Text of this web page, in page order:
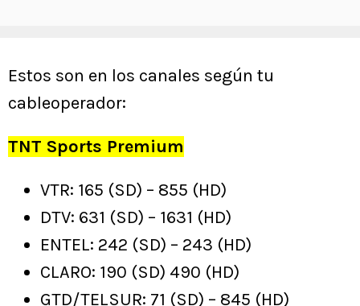
Estos son en los canales según tu
cableoperador:
TNT Sports Premium
VTR: 165 (SD) – 855 (HD)
DTV: 631 (SD) – 1631 (HD)
ENTEL: 242 (SD) – 243 (HD)
CLARO: 190 (SD) 490 (HD)
GTD/TELSUR: 71 (SD) – 845 (HD)